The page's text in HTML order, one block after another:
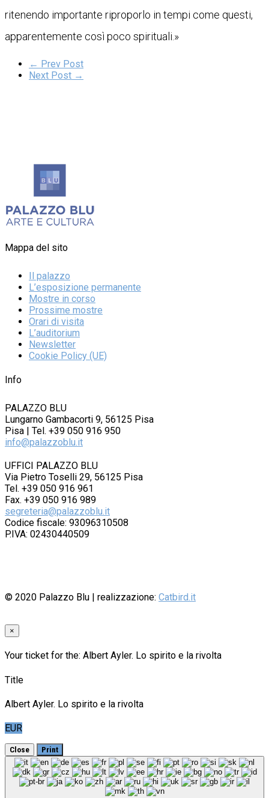
ritenendo importante riproporlo in tempi come questi,
apparentemente così poco spirituali.»
← Prev Post
Next Post →
Mappa del sito
Il palazzo
L’esposizione permanente
Mostre in corso
Prossime mostre
Orari di visita
L’auditorium
Newsletter
Cookie Policy (UE)
Info
PALAZZO BLU
Lungarno Gambacorti 9, 56125 Pisa
Pisa | Tel. +39 050 916 950
info@palazzoblu.it
UFFICI PALAZZO BLU
Via Pietro Toselli 29, 56125 Pisa
Tel. +39 050 916 961
Fax. +39 050 916 989
segreteria@palazzoblu.it
Codice fiscale: 93096310508
P.IVA: 02430440509
© 2020 Palazzo Blu | realizzazione: Catbird.it
×
Your ticket for the: Albert Ayler. Lo spirito e la rivolta
Title
Albert Ayler. Lo spirito e la rivolta
EUR
Close Print